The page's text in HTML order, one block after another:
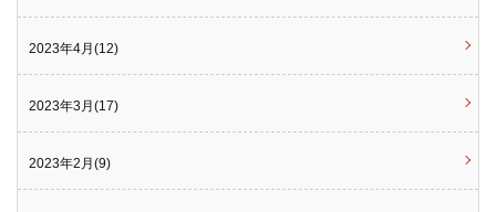
2023年4月(12)
2023年3月(17)
2023年2月(9)